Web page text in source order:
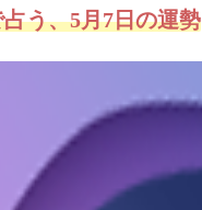
う、5月7日の運勢